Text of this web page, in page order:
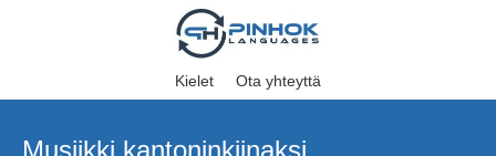
Kielet Ota yhteyttä
Musiikki kantoninkiinaksi